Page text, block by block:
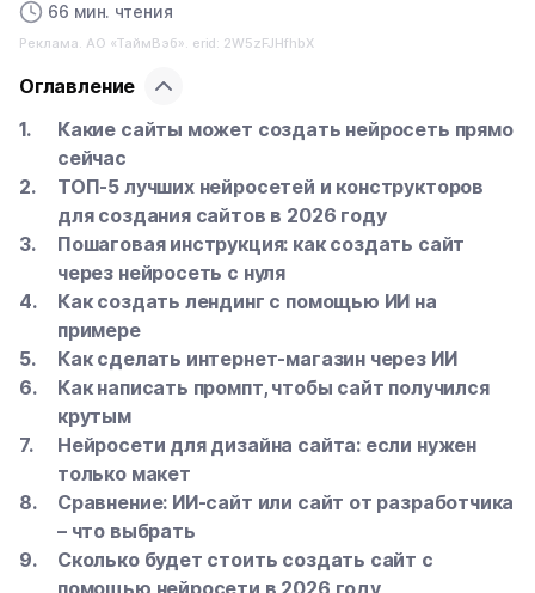
66 мин. чтения
Реклама. АО «ТаймВэб». erid: 2W5zFJHfhbX
Оглавление
Какие сайты может создать нейросеть прямо
сейчас
ТОП-5 лучших нейросетей и конструкторов
для создания сайтов в 2026 году
Пошаговая инструкция: как создать сайт
через нейросеть с нуля
Как создать лендинг с помощью ИИ на
примере
Как сделать интернет-магазин через ИИ
Как написать промпт, чтобы сайт получился
крутым
Нейросети для дизайна сайта: если нужен
только макет
Сравнение: ИИ-сайт или сайт от разработчика
– что выбрать
Сколько будет стоить создать сайт с